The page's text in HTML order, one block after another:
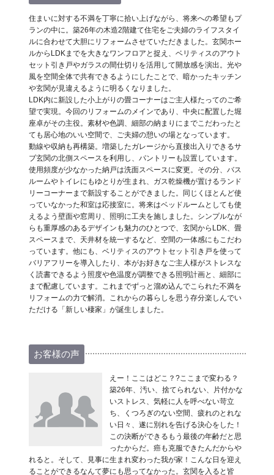
住まいに対する不満を丁寧に拾い上げながら、将来への希望もプ
ランの中に。築26年の木造2階建て住宅をご夫婦のライフスタイ
ルに合わせて大胆にリフォームさせていただきました。玄関ホー
ルからLDKまでを大きなワンフロアと捉え、ベリティスのアウト
セット引き戸やガラスの間仕切りを活用して開放感を演出。光や
風を空間全体で共有できるようにしたことで、暗かったキッチン
や玄関が見違えるように明るくなりました。
LDK内に新設した小上がりの畳コーナーはご主人様たってのご希
望で実現。今回のリフォームのメインであり、中央に配置した堀
座卓がその主役。素材や色調、細部の納まりにまでこだわったと
ても居心地のいい空間で、ご夫婦の憩いの場となっています。
動線や収納も再構築。増築したガレージから直接出入りできるサ
ブ玄関の北側スペースを利用し、パントリーも設置しています。
使用頻度が少なかった納戸は洗面スペースに変更。その分、バス
ルームやトイレにもゆとりが生まれ、ガス乾燥機が置けるランド
リーコーナーまで新設することができました。同じくほとんど使
っていなかった和室は応接室に。将来はベッドルームとしても使
えるよう壁面や窓周り、照明に工夫を施しました。シンプルなが
らも重厚感のあるデザインも魅力のひとつで、玄関からLDK、畳
スペースまで、天井材を統一するなど、空間の一体感にもこだわ
っています。他にも、ベリティスのアウトセット引き戸を使って
バリアフリーを導入したり、本がお好きなご主人様がストレスな
く読書できるよう照度や色温度が調整できる照明計画と、細部に
まで配慮しています。これまでずっと溜め込んでこられた不満を
リフォームの力で解消。これからの暮らしを思う存分楽しんでい
ただける「新しい棲家」が誕生しました。
お客様の声
えー！ここはどこ？?ここまで変わる？
築26年、汚い、捨てられない、片付かな
いストレス、気軽に人を呼べない苛立
ち、くつろぎのない空間、疲れのとれな
い日々、遂に別れを告げる決心をした！
この決断ができるもう最後の年齢だと思
ったからだ。癌も克服できたんだからや
れると。そして、見事に生まれ変わった我が家！こんな日を迎え
ることができるなんて夢にも思ってなかった。玄関を入ると皆